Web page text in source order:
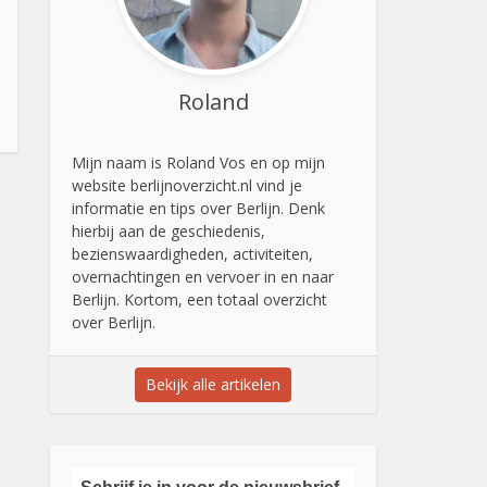
Roland
Mijn naam is Roland Vos en op mijn
website berlijnoverzicht.nl vind je
informatie en tips over Berlijn. Denk
hierbij aan de geschiedenis,
bezienswaardigheden, activiteiten,
overnachtingen en vervoer in en naar
Berlijn. Kortom, een totaal overzicht
over Berlijn.
Bekijk alle artikelen